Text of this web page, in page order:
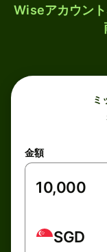
Wiseアカウント
ミ
金額
SGD